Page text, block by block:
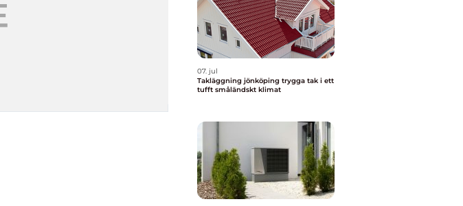
07. jul
Takläggning jönköping trygga tak i ett
tufft småländskt klimat